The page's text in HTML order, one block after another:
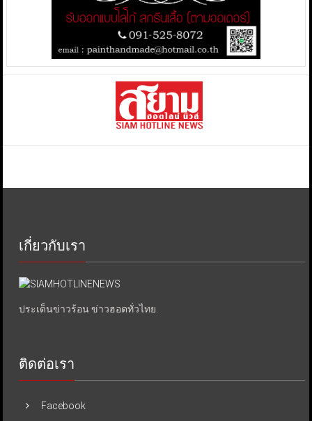
เกี่ยวกับเรา
ประเด็นข่าวร้อน ข่าวฮอตทั่วไทย.
ติดต่อเรา
Facebook